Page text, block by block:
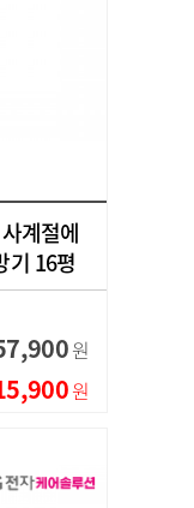
계절에
기 16평
원
원